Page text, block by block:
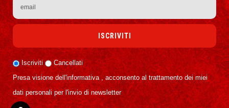
Iscriviti
Cancellati
Presa visione dell'informativa , acconsento al trattamento dei miei
dati personali per l'invio di newsletter